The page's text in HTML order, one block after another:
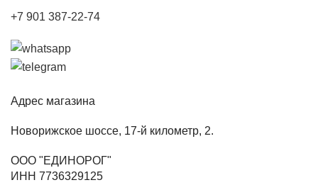
+7 901 387-22-74
Адрес магазина
Новорижское шоссе, 17-й километр, 2.
ООО "ЕДИНОРОГ"
ИНН 7736329125